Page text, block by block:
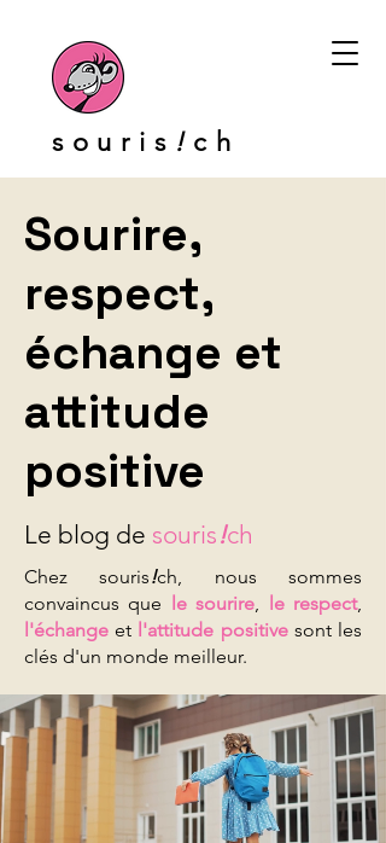
souris ! ch
Sourire,
respect,
échange et
attitude
positive
Le blog de souris!ch
Chez souris!ch, nous sommes
convaincus que le sourire, le respect,
l'échange et l'attitude positivesont les
clés d'un monde meilleur.